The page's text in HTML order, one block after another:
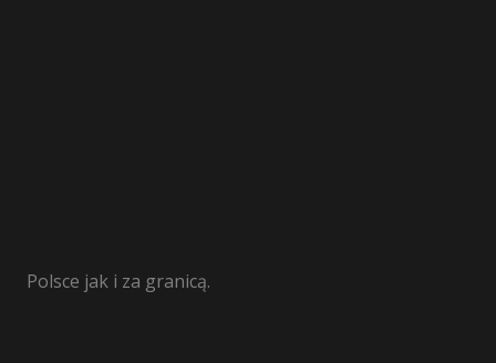
Polsce jak i za granicą.